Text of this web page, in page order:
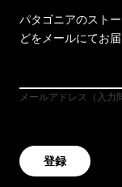
パタゴニアのスト
どをメールにてお届
メールアドレス（入力
登録